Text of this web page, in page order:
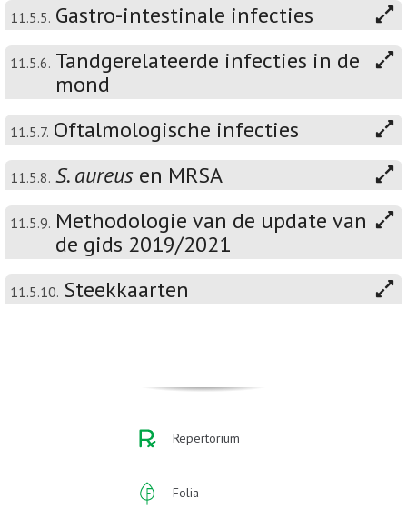
11.5.5. Gastro-intestinale infecties
11.5.6. Tandgerelateerde infecties in de
mond
11.5.7. Oftalmologische infecties
11.5.8. S. aureus en MRSA
11.5.9. Methodologie van de update van
de gids 2019/2021
11.5.10. Steekkaarten
Repertorium
Folia